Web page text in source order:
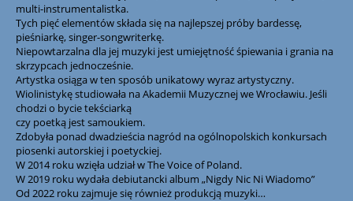
multi-instrumentalistka.
Tych pięć elementów składa się na najlepszej próby bardessę,
pieśniarkę, singer-songwriterkę.
Niepowtarzalna dla jej muzyki jest umiejętność śpiewania i grania na
skrzypcach jednocześnie.
Artystka osiąga w ten sposób unikatowy wyraz artystyczny.
Wiolinistykę studiowała na Akademii Muzycznej we Wrocławiu. Jeśli
chodzi o bycie tekściarką
czy poetką jest samoukiem.
Zdobyła ponad dwadzieścia nagród na ogólnopolskich konkursach
piosenki autorskiej i poetyckiej.
W 2014 roku wzięła udział w The Voice of Poland.
W 2019 roku wydała debiutancki album „Nigdy Nic Ni Wiadomo”
Od 2022 roku zajmuje się również produkcją muzyki…